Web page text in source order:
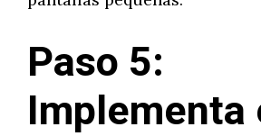
Paso 5:
Implementa